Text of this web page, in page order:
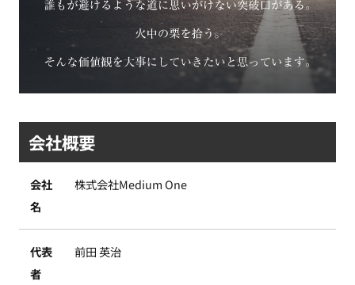
会社概要
会社
名
株式会社Medium One
代表
者
前田 英治